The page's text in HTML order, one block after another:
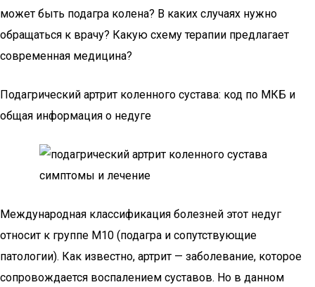
может быть подагра колена? В каких случаях нужно
обращаться к врачу? Какую схему терапии предлагает
современная медицина?
Подагрический артрит коленного сустава: код по МКБ и
общая информация о недуге
Международная классификация болезней этот недуг
относит к группе М10 (подагра и сопутствующие
патологии). Как известно, артрит — заболевание, которое
сопровождается воспалением суставов. Но в данном